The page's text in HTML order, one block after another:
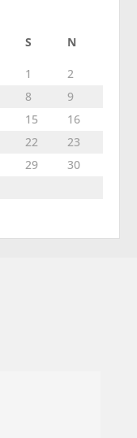
S N
1
2
8
9
15
16
22
23
29
30